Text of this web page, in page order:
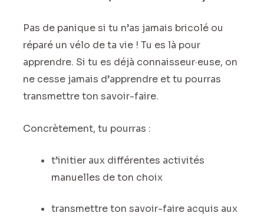
Pas de panique si tu n’as jamais bricolé ou
réparé un vélo de ta vie ! Tu es là pour
apprendre. Si tu es déjà connaisseur·euse, on
ne cesse jamais d’apprendre et tu pourras
transmettre ton savoir-faire.
Concrètement, tu pourras :
t’initier aux différentes activités
manuelles de ton choix
transmettre ton savoir-faire acquis aux